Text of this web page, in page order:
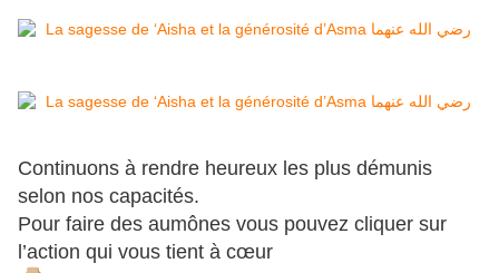
Continuons à rendre heureux les plus démunis
selon nos capacités.
Pour faire des aumônes vous pouvez cliquer sur
l’action qui vous tient à cœur